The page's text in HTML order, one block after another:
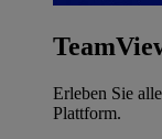
Erleben Sie
Plattform.